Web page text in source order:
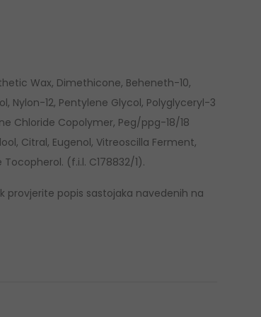
Wax, Dimethicone, Beheneth-10,
Nylon-12, Pentylene Glycol, Polyglyceryl-3
Chloride Copolymer, Peg/ppg-18/18
Citral, Eugenol, Vitreoscilla Ferment,
(f.i.l. C178832/1).
provjerite popis sastojaka navedenih na